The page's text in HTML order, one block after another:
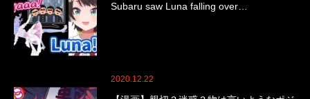
Subaru saw Luna falling over…
2020.12.22